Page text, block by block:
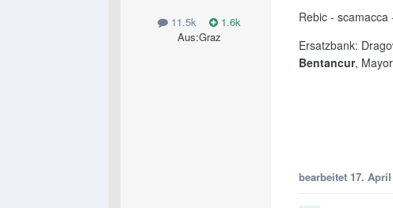
11.5k
1.6k
Aus:Graz
Rebic - scamacca
Ersatzbank:
Bentancur,
bearbeitet 17. April